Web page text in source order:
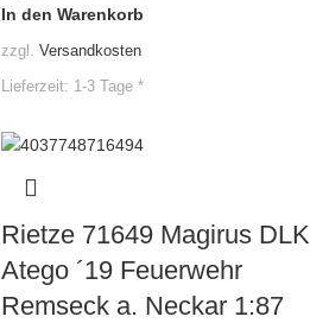
In den Warenkorb
zzgl.Versandkosten
Lieferzeit: 1-3 Tage *
Rietze 71649 Magirus DLK
Atego ´19 Feuerwehr
Remseck a. Neckar 1:87